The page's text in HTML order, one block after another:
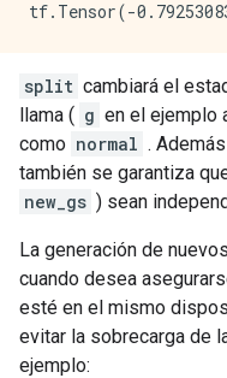
split cambiará el
llama ( g en el ejemplo
como normal .
también se garantiza
new_gs ) sean
La generación de
cuando desea
esté en el mismo
evitar la sobrecarga de
ejemplo: